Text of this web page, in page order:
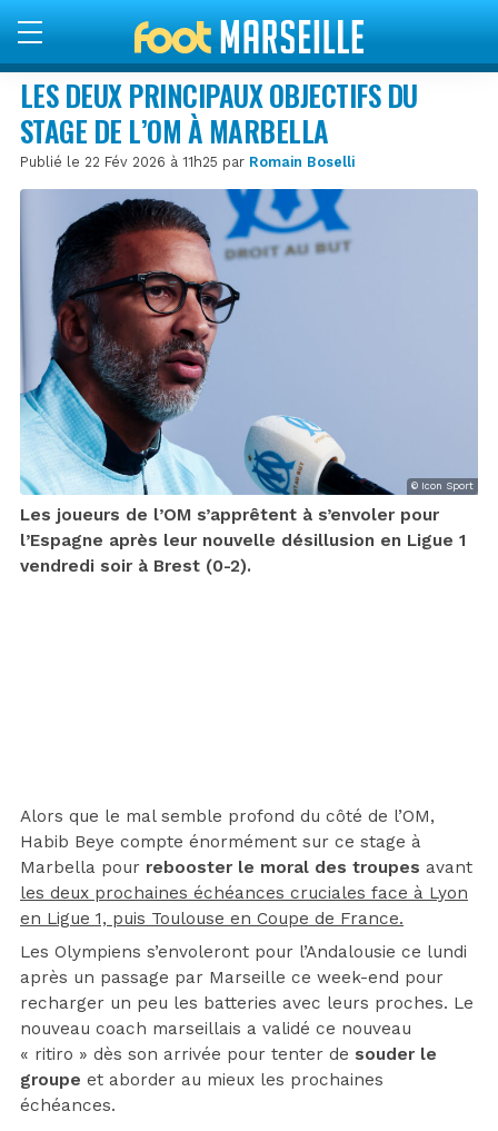
LES DEUX PRINCIPAUX OBJECTIFS DU
STAGE DE L’OM À MARBELLA
Publié le 22 Fév 2026 à 11h25 par Romain Boselli
© Icon Sport
Les joueurs de l’OM s’apprêtent à s’envoler pour
l’Espagne après leur nouvelle désillusion en Ligue 1
vendredi soir à Brest (0-2).
Alors que le mal semble profond du côté de l’OM,
Habib Beye compte énormément sur ce stage à
Marbella pour rebooster le moral des troupes avant
les deux prochaines échéances cruciales face à Lyon
en Ligue 1, puis Toulouse en Coupe de France.
Les Olympiens s’envoleront pour l’Andalousie ce lundi
après un passage par Marseille ce week-end pour
recharger un peu les batteries avec leurs proches. Le
nouveau coach marseillais a validé ce nouveau
« ritiro » dès son arrivée pour tenter de souder le
groupe et aborder au mieux les prochaines
échéances.